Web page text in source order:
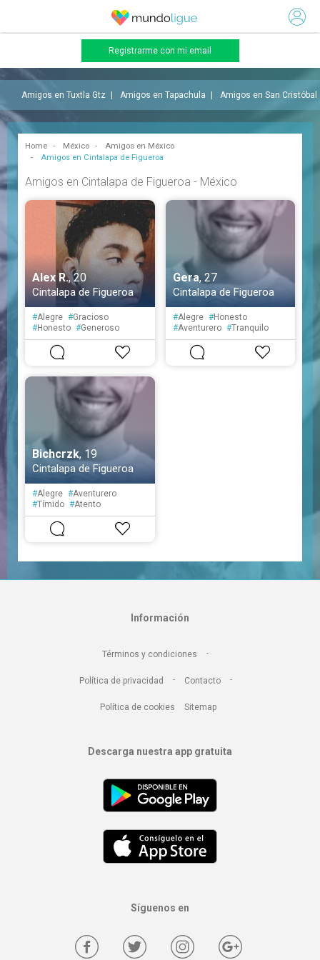
Registrarme con mi email
Amigos en Tuxtla Gtz Amigos en Tapachula Amigos en San
Amigos en Cintalapa de Figueroa - México
Home México
Amigos en México
Amigos en Cintalapa de Figueroa
Alex R., 20
Cintalapa de Figueroa
#Alegre #Gracioso
#Honesto #Generoso
#Tranquilo #Posesivo
Tímido
Gera, 27
Cintalapa de Figueroa
#Alegre #Honesto
#Aventurero #Tranquilo
#Sensible #Tímido #Fiel
Bichcrzk, 19
Cintalapa de Figueroa
#Alegre #Aventurero
#Tímido #Atento
#Educado
Información
Términos y condiciones -
Política de privacidad - Contacto -
Política de cookies Sitemap
Descarga nuestra app gratuita
Síguenos en